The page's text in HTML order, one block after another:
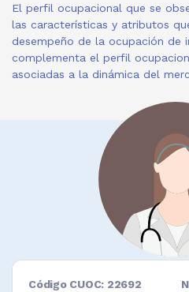
El perfil ocupacional que se
las características y atributos
desempeño de la ocupación de
complementa el perfil
asociadas a la dinámica del
Código CUOC: 22692